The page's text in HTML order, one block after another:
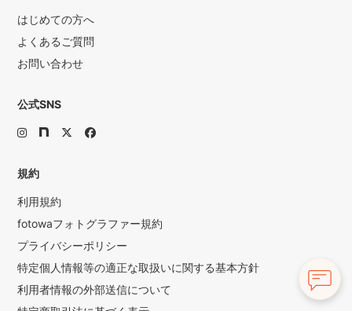
はじめての方へ
よくあるご質問
お問い合わせ
公式SNS
規約
利用規約
fotowaフォトグラファー規約
プライバシーポリシー
特定個人情報等の適正な取扱いに関する基本方針
利用者情報の外部送信について